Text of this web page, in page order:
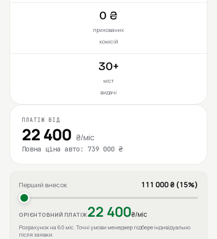
0 ₴
прихованих
комісій
30+
міст
видачі
ПЛАТІЖ ВІД
22 400 ₴/міс
Повна ціна авто: 739 000 ₴
Перший внесок 111 000 ₴ (15%)
ОРІЄНТОВНИЙ ПЛАТІЖ22 400₴/міс
Розрахунок на 60 міс. Точні умови менеджер підбере індивідуально
після заявки.